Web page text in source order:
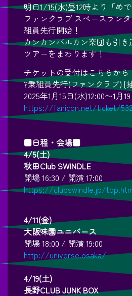
明日1/15(水)昼12時より「め
ファンクラブ スペースラン
組員先行開始！
カンカンバルカン楽団も引
ツアーをまわります！
チケットの受付はこちらから
?乗組員先行(ファンクラブ) [
2025年1月15日(水)12:00〜1月
https://fanicon.net/ticket/
■日程・会場■
4/5(土)
秋田Club SWINDLE
開場 16:30 / 開演 17:00
https://clubswindle.jp/
4/11(金)
大阪味園ユニバース
開場 18:00 / 開演 19:00
http://universe.osaka/
4/19(土)
長野CLUB JUNK BOX